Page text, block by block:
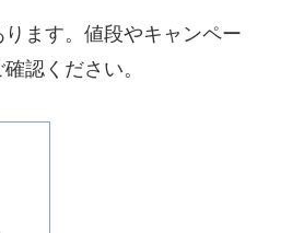
ます。値段やキャンペー
認ください。